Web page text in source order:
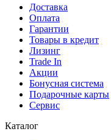
Доставка
Оплата
Гарантии
Товары в кредит
Лизинг
Trade In
Акции
Бонусная система
Подарочные карты
Сервис
Каталог